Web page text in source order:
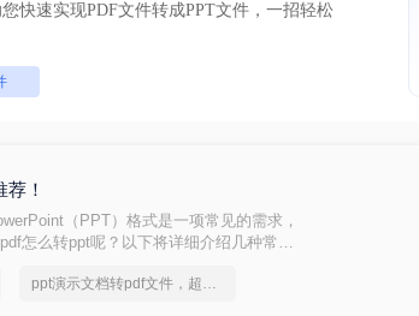
全。助您快速实现PDF文件转成PPT文件，一招轻松
！
（PPT）格式是一项常见的需求，
怎么转ppt呢？以下将详细介绍几种常用
ppt演示文档转pdf文件，超高效图文教程推荐